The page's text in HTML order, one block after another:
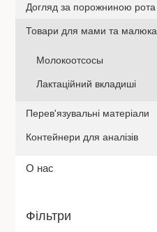
Догляд за порожниною рота
Товари для мами та малюка
Молокоотсосы
Лактаційний вкладиші
Перев'язувальні матеріали
Контейнери для аналізів
О нас
Фільтри